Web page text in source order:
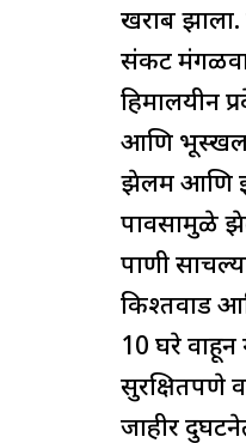
खराब
संकट
हिमालयीन
आणि
झेलम आणि
पावसामुळे
पाणी
किश्तवाड
10 घरे
सुरक्षितपणे
जाहीर